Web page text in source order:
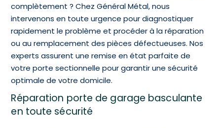
complètement ? Chez Général Métal, nous
intervenons en toute urgence pour diagnostiquer
rapidement le problème et procéder à la réparation
ou au remplacement des pièces défectueuses. Nos
experts assurent une remise en état parfaite de
votre porte sectionnelle pour garantir une sécurité
optimale de votre domicile.
Réparation porte de garage basculante
en toute sécurité